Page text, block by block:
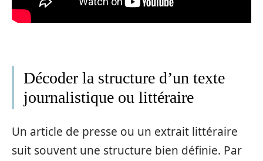
Décoder la structure d’un texte
journalistique ou littéraire
Un article de presse ou un extrait littéraire
suit souvent une structure bien définie. Par